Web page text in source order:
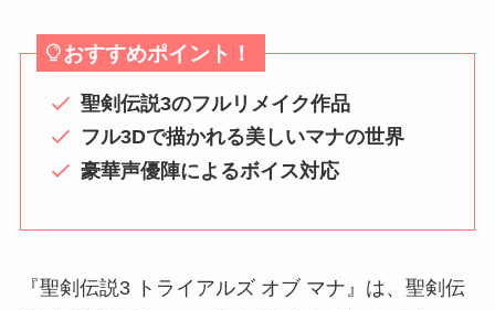
おすすめポイント！
聖剣伝説3のフルリメイク作品
フル3Dで描かれる美しいマナの世界
豪華声優陣によるボイス対応
『聖剣伝説3 トライアルズ オブ マナ』は、聖剣伝